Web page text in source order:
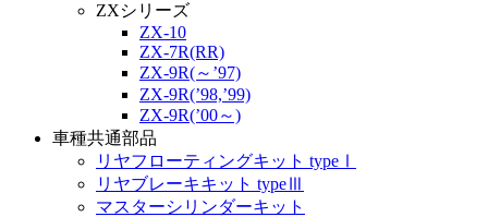
ZXシリーズ
ZX-10
ZX-7R(RR)
ZX-9R(～’97)
ZX-9R(’98,’99)
ZX-9R(’00～)
車種共通部品
リヤフローティングキット typeⅠ
リヤブレーキキット typeⅢ
マスターシリンダーキット